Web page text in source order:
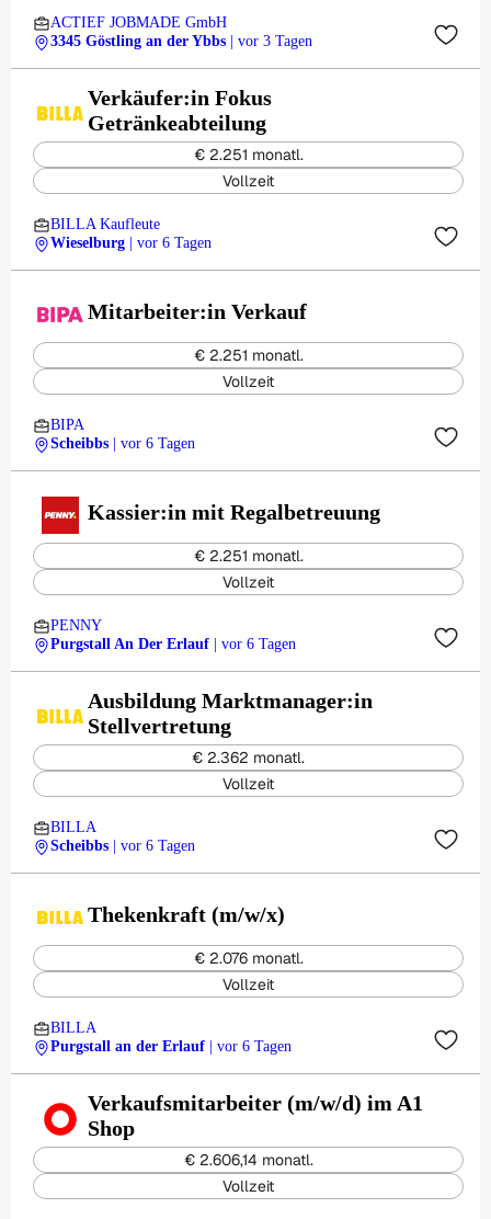
ACTIEF JOBMADE GmbH
3345 Göstling an der Ybbs
| vor 3 Tagen
Verkäufer:in Fokus
Getränkeabteilung
€ 2.251 monatl.
Vollzeit
BILLA Kaufleute
Wieselburg
| vor 6 Tagen
Mitarbeiter:in Verkauf
€ 2.251 monatl.
Vollzeit
BIPA
Scheibbs
| vor 6 Tagen
Kassier:in mit Regalbetreuung
€ 2.251 monatl.
Vollzeit
PENNY
Purgstall An Der Erlauf
| vor 6 Tagen
Ausbildung Marktmanager:in
Stellvertretung
€ 2.362 monatl.
Vollzeit
BILLA
Scheibbs
| vor 6 Tagen
Thekenkraft (m/w/x)
€ 2.076 monatl.
Vollzeit
BILLA
Purgstall an der Erlauf
| vor 6 Tagen
Verkaufsmitarbeiter (m/w/d) im A1
Shop
€ 2.606,14 monatl.
Vollzeit